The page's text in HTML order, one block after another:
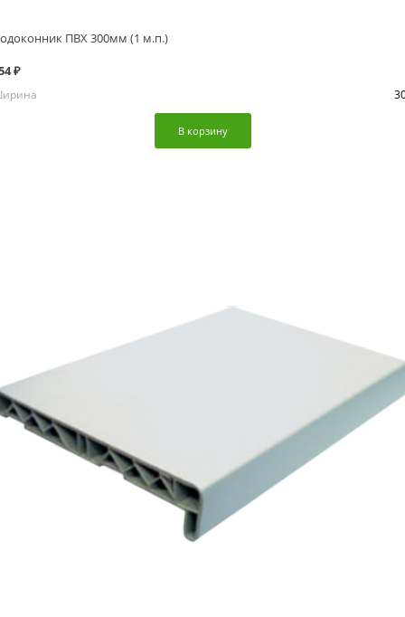
ПВХ 300мм (1 м.п.)
₽
В корзину